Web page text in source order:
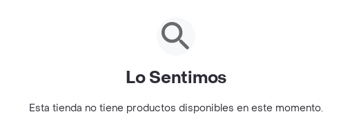
Lo Sentimos
Esta tienda no tiene productos disponibles en este momento.